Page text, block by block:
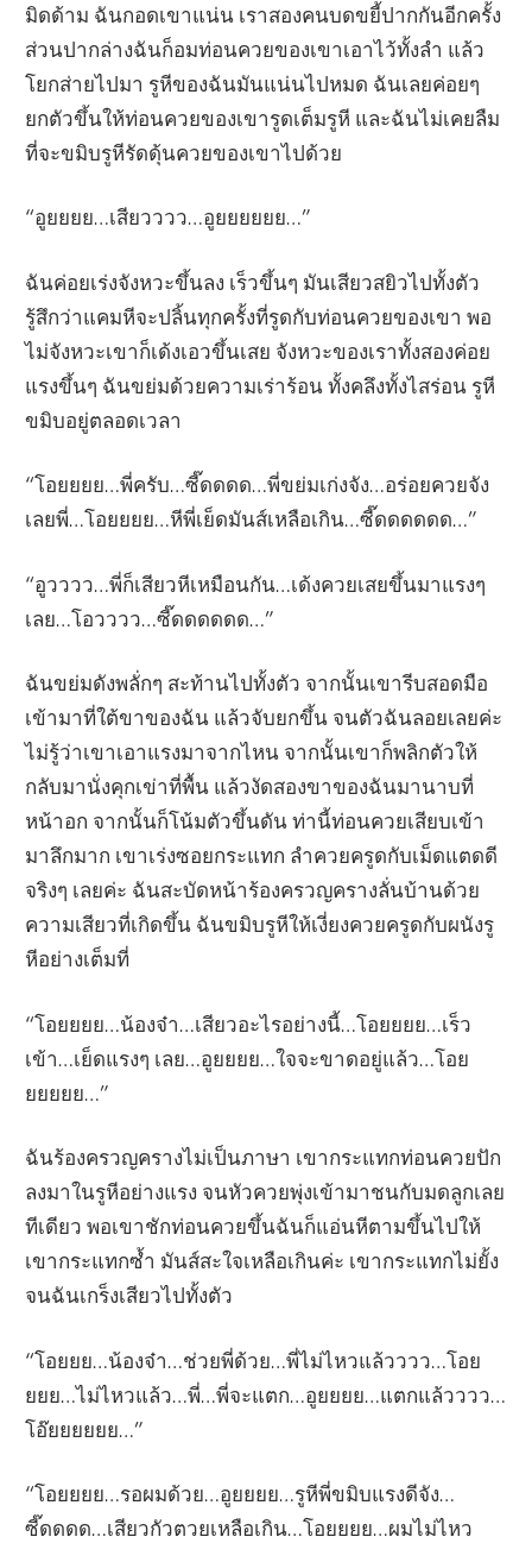
มิดด้าม ฉันกอดเขาแน่น เราสองคนบดขยี้ปากกันอีกครั้ง
ส่วนปากล่างฉันก็อมท่อนควยของเขาเอาไว้ทั้งลำ แล้ว
โยกส่ายไปมา รูหีของฉันมันแน่นไปหมด ฉันเลยค่อยๆ
ยกตัวขึ้นให้ท่อนควยของเขารูดเต็มรูหี และฉันไม่เคยลืม
ที่จะขมิบรูหีรัดดุ้นควยของเขาไปด้วย
“อูยยยย…เสียวววว…อูยยยยยย…”
ฉันค่อยเร่งจังหวะขึ้นลง เร็วขึ้นๆ มันเสียวสยิวไปทั้งตัว
รู้สึกว่าแคมหีจะปลิ้นทุกครั้งที่รูดกับท่อนควยของเขา พอ
ไม่จังหวะเขาก็เด้งเอวขึ้นเสย จังหวะของเราทั้งสองค่อย
แรงขึ้นๆ ฉันขย่มด้วยความเร่าร้อน ทั้งคลึงทั้งไสร่อน รูหี
ขมิบอยู่ตลอดเวลา
“โอยยยย…พี่ครับ…ซี๊ดดดด…พี่ขย่มเก่งจัง…อร่อยควยจัง
เลยพี่…โอยยยย…หีพี่เย็ดมันส์เหลือเกิน…ซี๊ดดดดดด…”
“อูวววว…พี่ก็เสียวหีเหมือนกัน…เด้งควยเสยขึ้นมาแรงๆ
เลย…โอวววว…ซี๊ดดดดดด…”
ฉันขย่มดังพลั่กๆ สะท้านไปทั้งตัว จากนั้นเขารีบสอดมือ
เข้ามาที่ใต้ขาของฉัน แล้วจับยกขึ้น จนตัวฉันลอยเลยค่ะ
ไม่รู้ว่าเขาเอาแรงมาจากไหน จากนั้นเขาก็พลิกตัวให้
กลับมานั่งคุกเข่าที่พื้น แล้วงัดสองขาของฉันมานาบที่
หน้าอก จากนั้นก็โน้มตัวขึ้นดัน ท่านี้ท่อนควยเสียบเข้า
มาลึกมาก เขาเร่งซอยกระแทก ลำควยครูดกับเม็ดแตดดี
จริงๆ เลยค่ะ ฉันสะบัดหน้าร้องครวญครางลั่นบ้านด้วย
ความเสียวที่เกิดขึ้น ฉันขมิบรูหีให้เงี่ยงควยครูดกับผนังรู
หีอย่างเต็มที่
“โอยยยย…น้องจ๋า…เสียวอะไรอย่างนี้…โอยยยย…เร็ว
เข้า…เย็ดแรงๆ เลย…อูยยยย…ใจจะขาดอยู่แล้ว…โอย
ยยยยย…”
ฉันร้องครวญครางไม่เป็นภาษา เขากระแทกท่อนควยปัก
ลงมาในรูหีอย่างแรง จนหัวควยพุ่งเข้ามาชนกับมดลูกเลย
ทีเดียว พอเขาชักท่อนควยขึ้นฉันก็แอ่นหีตามขึ้นไปให้
เขากระแทกซ้ำ มันส์สะใจเหลือเกินค่ะ เขากระแทกไม่ยั้ง
จนฉันเกร็งเสียวไปทั้งตัว
“โอยยย…น้องจ๋า…ช่วยพี่ด้วย…พี่ไม่ไหวแล้วววว…โอย
ยยย…ไม่ไหวแล้ว…พี่…พี่จะแตก…อูยยยย…แตกแล้วววว…
โอ๊ยยยยยย…”
“โอยยยย…รอผมด้วย…อูยยยย…รูหีพี่ขมิบแรงดีจัง…
ซี๊ดดดด…เสียวกัวตวยเหลือเกิน…โอยยยย…ผมไม่ไหว